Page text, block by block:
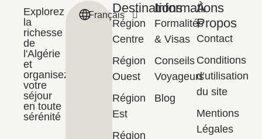
Explorez
la
richesse
de
l'Algérie
et
organisez
votre
séjour
en toute
sérénité
Destinations
Région
Centre
Région
Ouest
Région
Est
Région
Informations
Formalités
& Visas
Conseils
Voyageurs
Blog
À
Propos
Contact
Conditions
d’utilisation
du site
Mentions
Légales
Français
English